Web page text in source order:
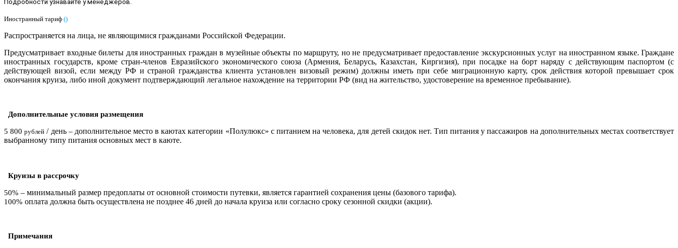
Подробности узнавайте у менеджеров.
Иностранный тариф ()
Распространяется на лица, не являющимися гражданами Российской Федерации.
Предусматривает входные билеты для иностранных граждан в музейные объекты по маршруту, но не предусматривает предоставление экскурсионных услуг на иностранном языке. Граждане
иностранных государств, кроме стран-членов Евразийского экономического союза (Армения, Беларусь, Казахстан, Киргизия), при посадке на борт наряду с действующим паспортом (с
действующей визой, если между РФ и страной гражданства клиента установлен визовый режим) должны иметь при себе миграционную карту, срок действия которой превышает срок
окончания круиза, либо иной документ подтверждающий легальное нахождение на территории РФ (вид на жительство, удостоверение на временное пребывание).
Дополнительные условия размещения
5 800рублей / день – дополнительное место в каютах категории «Полулюкс» с питанием на человека, для детей скидок нет. Тип питания у пассажиров на дополнительных местах соответствует
выбранному типу питания основных мест в каюте.
Круизы в рассрочку
50% – минимальный размер предоплаты от основной стоимости путевки, является гарантией сохранения цены (базового тарифа).
100% оплата должна быть осуществлена не позднее 46 дней до начала круиза или согласно сроку сезонной скидки (акции).
Примечания